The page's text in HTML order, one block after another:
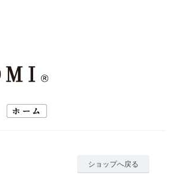
ショップへ戻る